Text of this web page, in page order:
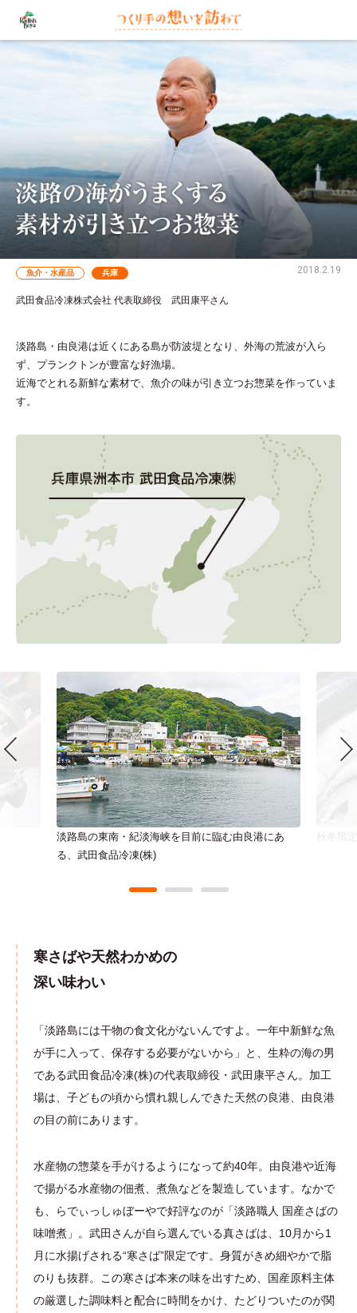
魚介・水産品 兵庫 2018.2.19
武田食品冷凍株式会社 代表取締役 武田康平さん
淡路島・由良港は近くにある島が防波堤となり、外海の荒波が入ら
ず、プランクトンが豊富な好漁場。
近海でとれる新鮮な素材で、魚介の味が引き立つお惣菜を作っていま
す。
淡路島の東南・紀淡海峡を目前に臨む由良港にあ
る、武田食品冷凍(株)
寒さばや天然わかめの
深い味わい
「淡路島には干物の食文化がないんですよ。一年中新鮮な魚
が手に入って、保存する必要がないから」と、生粋の海の男
である武田食品冷凍(株)の代表取締役・武田康平さん。加工
場は、子どもの頃から慣れ親しんできた天然の良港、由良港
の目の前にあります。
水産物の惣菜を手がけるようになって約40年。由良港や近海
で揚がる水産物の佃煮、煮魚などを製造しています。なかで
も、らでぃっしゅぼーやで好評なのが「淡路職人 国産さばの
味噌煮」。武田さんが自ら選んでいる真さばは、10月から1
月に水揚げされる“寒さば”限定です。身質がきめ細やかで脂
のりも抜群。この寒さば本来の味を出すため、国産原料主体
の厳選した調味料と配合に時間をかけ、たどりついたのが関